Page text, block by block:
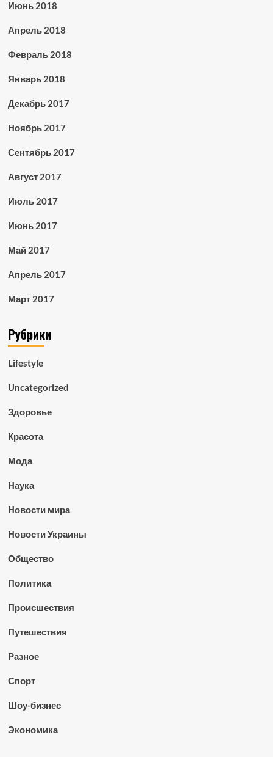
Июнь 2018
Апрель 2018
Февраль 2018
Январь 2018
Декабрь 2017
Ноябрь 2017
Сентябрь 2017
Август 2017
Июль 2017
Июнь 2017
Май 2017
Апрель 2017
Март 2017
Рубрики
Lifestyle
Uncategorized
Здоровье
Красота
Мода
Наука
Новости мира
Новости Украины
Общество
Политика
Происшествия
Путешествия
Разное
Спорт
Шоу-бизнес
Экономика